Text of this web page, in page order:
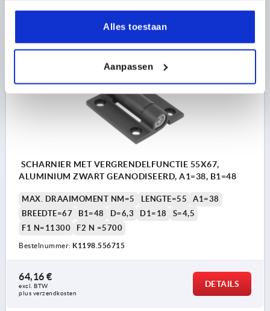
Alles toestaan
Aanpassen
46,19 €
SCHARNIER MET VERGRENDELFUNCTIE 55X67,
ALUMINIUM ZWART GEANODISEERD, A1=38, B1=48
MAX. DRAAIMOMENT NM=5 LENGTE=55
A1=38
BREEDTE=67
B1=48 D=6,3 D1=18
S=4,5
F1 N=11300
F2 N =5700
Bestelnummer: K1198.556715
64,16 €
excl. BTW
plus verzendkosten
DETAILS